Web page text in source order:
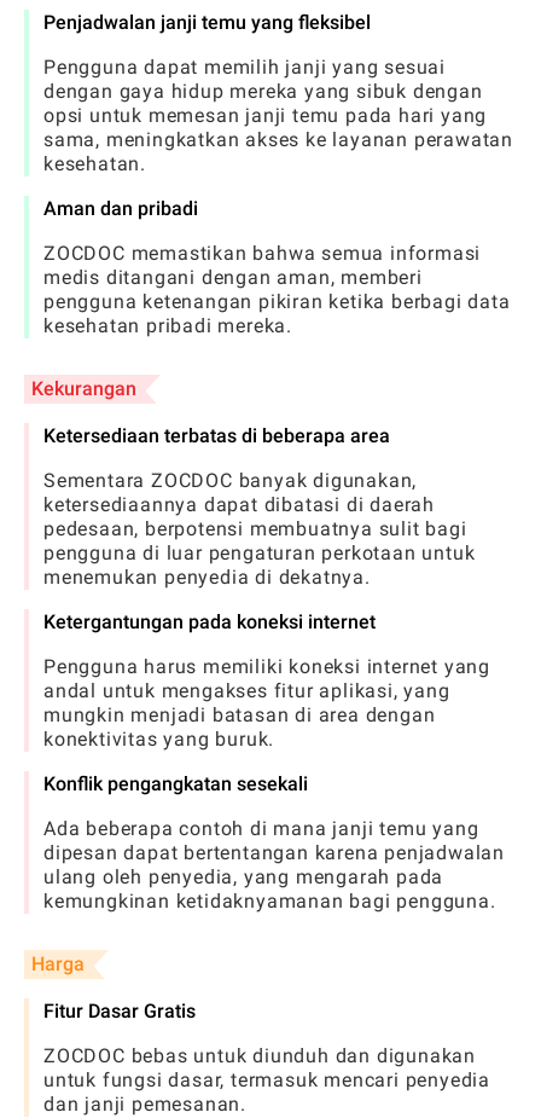
Penjadwalan janji temu yang fleksibel
Pengguna dapat memilih janji yang sesuai
dengan gaya hidup mereka yang sibuk dengan
opsi untuk memesan janji temu pada hari yang
sama, meningkatkan akses ke layanan perawatan
kesehatan.
Aman dan pribadi
ZOCDOC memastikan bahwa semua informasi
medis ditangani dengan aman, memberi
pengguna ketenangan pikiran ketika berbagi data
kesehatan pribadi mereka.
Kekurangan
Ketersediaan terbatas di beberapa area
Sementara ZOCDOC banyak digunakan,
ketersediaannya dapat dibatasi di daerah
pedesaan, berpotensi membuatnya sulit bagi
pengguna di luar pengaturan perkotaan untuk
menemukan penyedia di dekatnya.
Ketergantungan pada koneksi internet
Pengguna harus memiliki koneksi internet yang
andal untuk mengakses fitur aplikasi, yang
mungkin menjadi batasan di area dengan
konektivitas yang buruk.
Konflik pengangkatan sesekali
Ada beberapa contoh di mana janji temu yang
dipesan dapat bertentangan karena penjadwalan
ulang oleh penyedia, yang mengarah pada
kemungkinan ketidaknyamanan bagi pengguna.
Harga
Fitur Dasar Gratis
ZOCDOC bebas untuk diunduh dan digunakan
untuk fungsi dasar, termasuk mencari penyedia
dan janji pemesanan.